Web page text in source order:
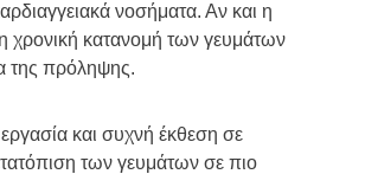
νοσήματα. Αν και η
χρονική κατανομή των γευμάτων
της πρόληψης.
και συχνή έκθεση σε
των γευμάτων σε πιο